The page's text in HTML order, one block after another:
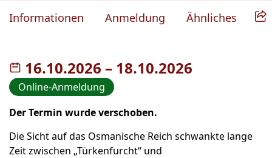
Informationen Anmeldung Ähnliches
16.10.2026 – bis
18.10.2026
Online-Anmeldung
Der Termin wurde verschoben.
Die Sicht auf das Osmanische Reich schwankte lange
Zeit zwischen „Türkenfurcht“ und